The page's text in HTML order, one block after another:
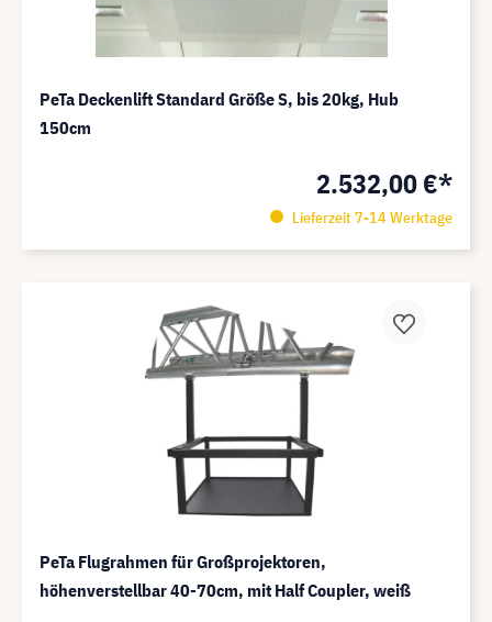
PeTa Deckenlift Standard Größe S, bis 20kg, Hub
150cm
2.532,00 €*
Lieferzeit 7-14 Werktage
PeTa Flugrahmen für Großprojektoren,
höhenverstellbar 40-70cm, mit Half Coupler, weiß